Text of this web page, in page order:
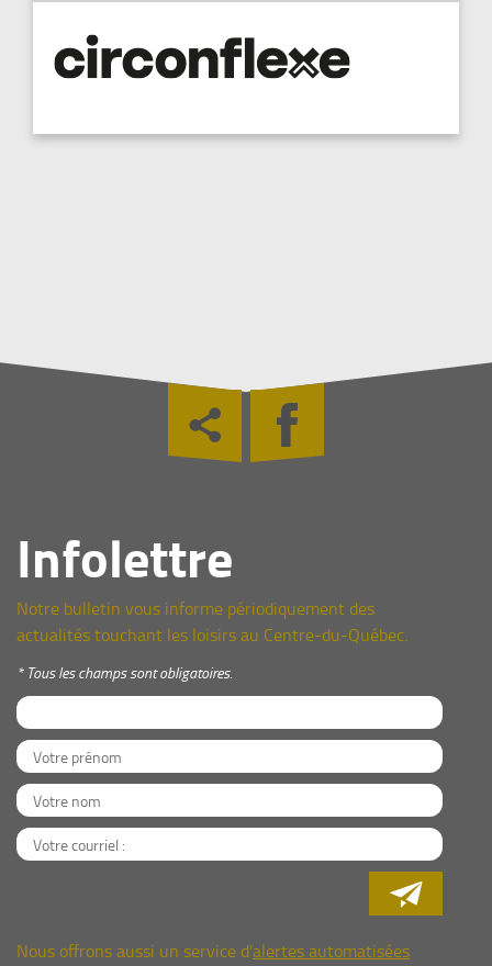
Infolettre
Notre bulletin vous informe périodiquement des
actualités touchant les loisirs au Centre-du-Québec.
* Tous les champs sont obligatoires.

Nous offrons aussi un service d'alertes automatisées